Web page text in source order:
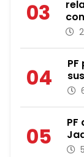
03
04
05